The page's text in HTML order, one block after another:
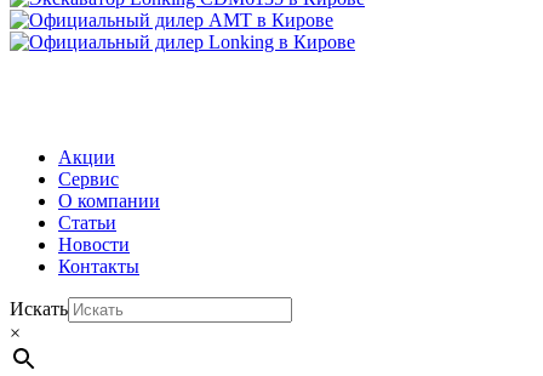
Акции
Сервис
О компании
Статьи
Новости
Контакты
Искать
×